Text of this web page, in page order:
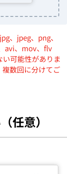
、jpeg、png、
avi、mov、flv
可能性がありま
数回に分けてご
任意）